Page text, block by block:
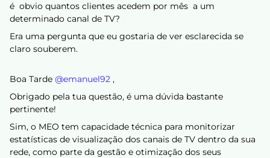
é obvio quantos clientes acedem por mês a um
determinado canal de TV?
Era uma pergunta que eu gostaria de ver esclarecida se
claro souberem.
Boa Tarde ​ @emanuel92 ,
Obrigado pela tua questão, é uma dúvida bastante
pertinente!
Sim, o MEO tem capacidade técnica para monitorizar
estatísticas de visualização dos canais de TV dentro da sua
rede, como parte da gestão e otimização dos seus